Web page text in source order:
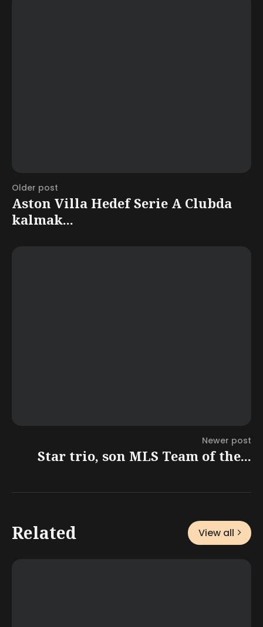
Older post
Aston Villa Hedef Serie A Clubda
kalmak...
Newer post
Star trio, son MLS Team of the...
Related View all